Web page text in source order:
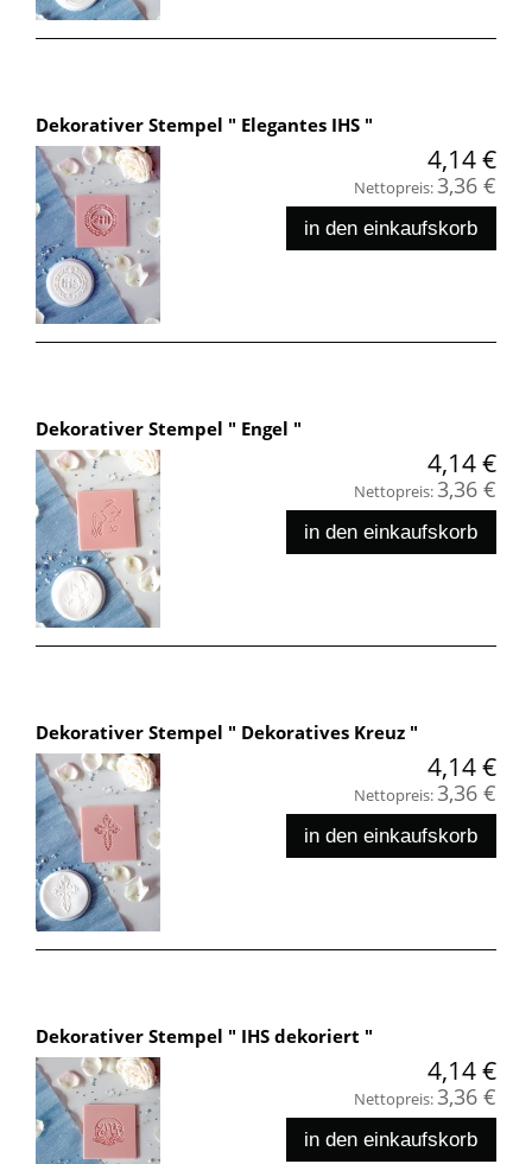
Dekorativer Stempel " Elegantes IHS "
4,14 €
Nettopreis:3,36 €
in den einkaufskorb
Dekorativer Stempel " Engel "
4,14 €
Nettopreis:3,36 €
in den einkaufskorb
Dekorativer Stempel " Dekoratives Kreuz "
4,14 €
Nettopreis:3,36 €
in den einkaufskorb
Dekorativer Stempel " IHS dekoriert "
4,14 €
Nettopreis:3,36 €
in den einkaufskorb